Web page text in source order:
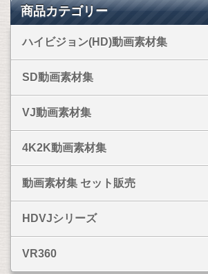
商品カテゴリー
ハイビジョン(HD)動画素材集
SD動画素材集
VJ動画素材集
4K2K動画素材集
動画素材集 セット販売
HDVJシリーズ
VR360